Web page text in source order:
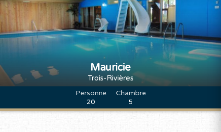
Mauricie
Trois-Rivières
Personne
20
Chambre
5